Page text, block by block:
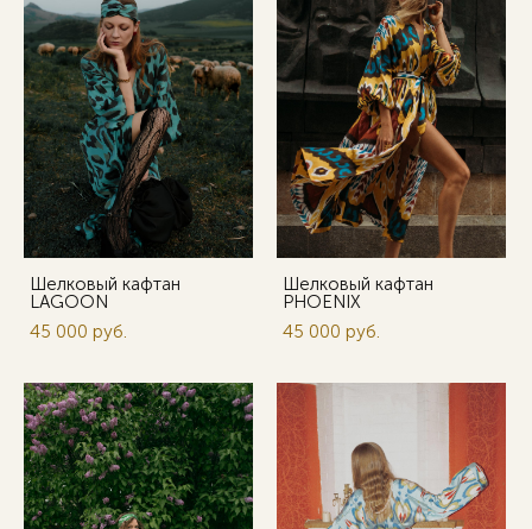
Шелковый кафтан
LAGOON
45 000 pуб.
Шелковый кафтан
PHOENIX
45 000 pуб.